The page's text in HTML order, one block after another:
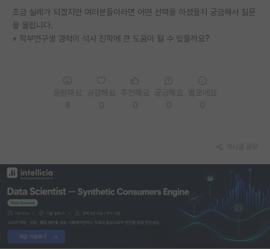
반도체/AI 게시판
장학금/장학생 게시판
반도체 아카데미
재팬라운지 🌸
조금 실례가 되겠지만 여러분들이라면 어떤 선택을 하셨을지 궁금해서 질문
을 올립니다.
+ 학부연구생 경력이 석사 진학에 큰 도움이 될 수 있을까요?